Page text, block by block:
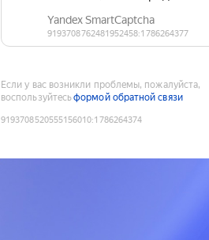
Если у вас возникли проблемы, пожалуйста,
воспользуйтесьформой обратной связи
9193708520555156010:1786264374